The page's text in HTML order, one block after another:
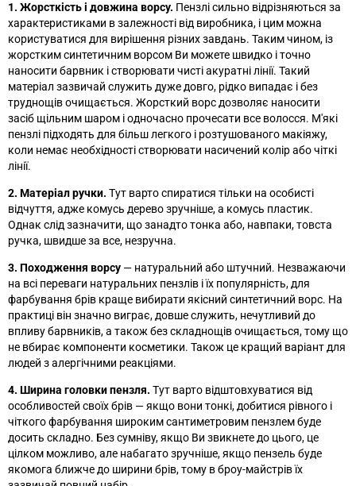
1. Жорсткість і довжина ворсу. Пензлі сильно відрізняються за
характеристиками в залежності від виробника, і цим можна
користуватися для вирішення різних завдань. Таким чином, із
жорстким синтетичним ворсом Ви можете швидко і точно
наносити барвник і створювати чисті акуратні лінії. Такий
матеріал зазвичай служить дуже довго, рідко випадає і без
труднощів очищається. Жорсткий ворс дозволяє наносити
засіб щільним шаром і одночасно прочесати все волосся. М'які
пензлі підходять для більш легкого і розтушованого макіяжу,
коли немає необхідності створювати насичений колір або чіткі
лінії.
2. Матеріал ручки. Тут варто спиратися тільки на особисті
відчуття, адже комусь дерево зручніше, а комусь пластик.
Однак слід зазначити, що занадто тонка або, навпаки, товста
ручка, швидше за все, незручна.
3. Походження ворсу — натуральний або штучний. Незважаючи
на всі переваги натуральних пензлів і їх популярність, для
фарбування брів краще вибирати якісний синтетичний ворс. На
практиці він значно виграє, довше служить, нечутливий до
впливу барвників, а також без складнощів очищається, тому що
не вбирає компоненти косметики. Також це кращий варіант для
людей з алергічними реакціями.
4. Ширина головки пензля. Тут варто відштовхуватися від
особливостей своїх брів —якщо вони тонкі, добитися рівного і
чіткого фарбування широким сантиметровим пензлем буде
досить складно. Без сумніву, якщо Ви звикнете до цього, це
цілком можливо, але набагато зручніше, якщо пензель буде
якомога ближче до ширини брів, тому в броу-майстрів їх